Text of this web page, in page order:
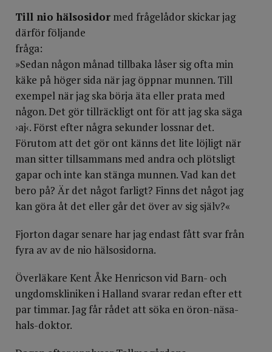
Till nio hälsosidor med frågelådor skickar jag
därför följande
fråga:
»Sedan någon månad tillbaka låser sig ofta min
käke på höger sida när jag öppnar munnen. Till
exempel när jag ska börja äta eller prata med
någon. Det gör tillräckligt ont för att jag ska säga
›aj‹. Först efter några sekunder lossnar det.
Förutom att det gör ont känns det lite löjligt när
man sitter tillsammans med andra och plötsligt
gapar och inte kan stänga munnen. Vad kan det
bero på? Är det något farligt? Finns det något jag
kan göra åt det eller går det över av sig själv?«
Fjorton dagar senare har jag endast fått svar från
fyra av av de nio hälsosidorna.
Överläkare Kent Åke Henricson vid Barn- och
ungdomskliniken i Halland svarar redan efter ett
par timmar. Jag får rådet att söka en öron-näsa-
hals-doktor.